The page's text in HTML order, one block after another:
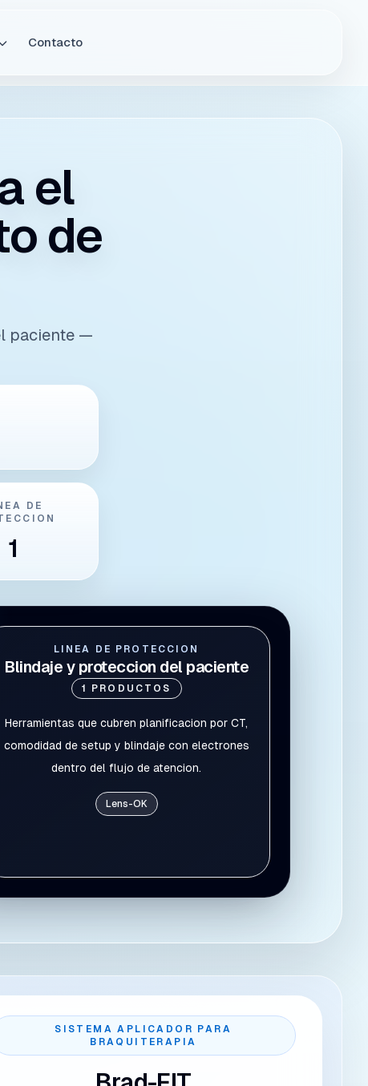
Contacto
el
de
paciente —
DE
1
LINEA DE PROTECCION
Blindaje y proteccion del paciente
1 PRODUCTOS
Herramientas que cubren planificacion por CT,
comodidad de setup y blindaje con electrones
dentro del flujo de atencion.
Lens-OK
SISTEMA APLICADOR PARA
BRAQUITERAPIA